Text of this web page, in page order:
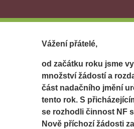
Vážení přátelé,
od začátku roku jsme
množství žádostí a
část nadačního jmění
tento rok. S
se rozhodli činnost NF
Nově příchozí žádosti